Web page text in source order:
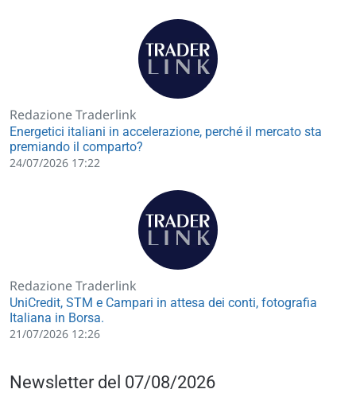
Redazione Traderlink
Energetici italiani in accelerazione, perché il mercato sta
premiando il comparto?
24/07/2026 17:22
Redazione Traderlink
UniCredit, STM e Campari in attesa dei conti, fotografia
Italiana in Borsa.
21/07/2026 12:26
Newsletter del 07/08/2026